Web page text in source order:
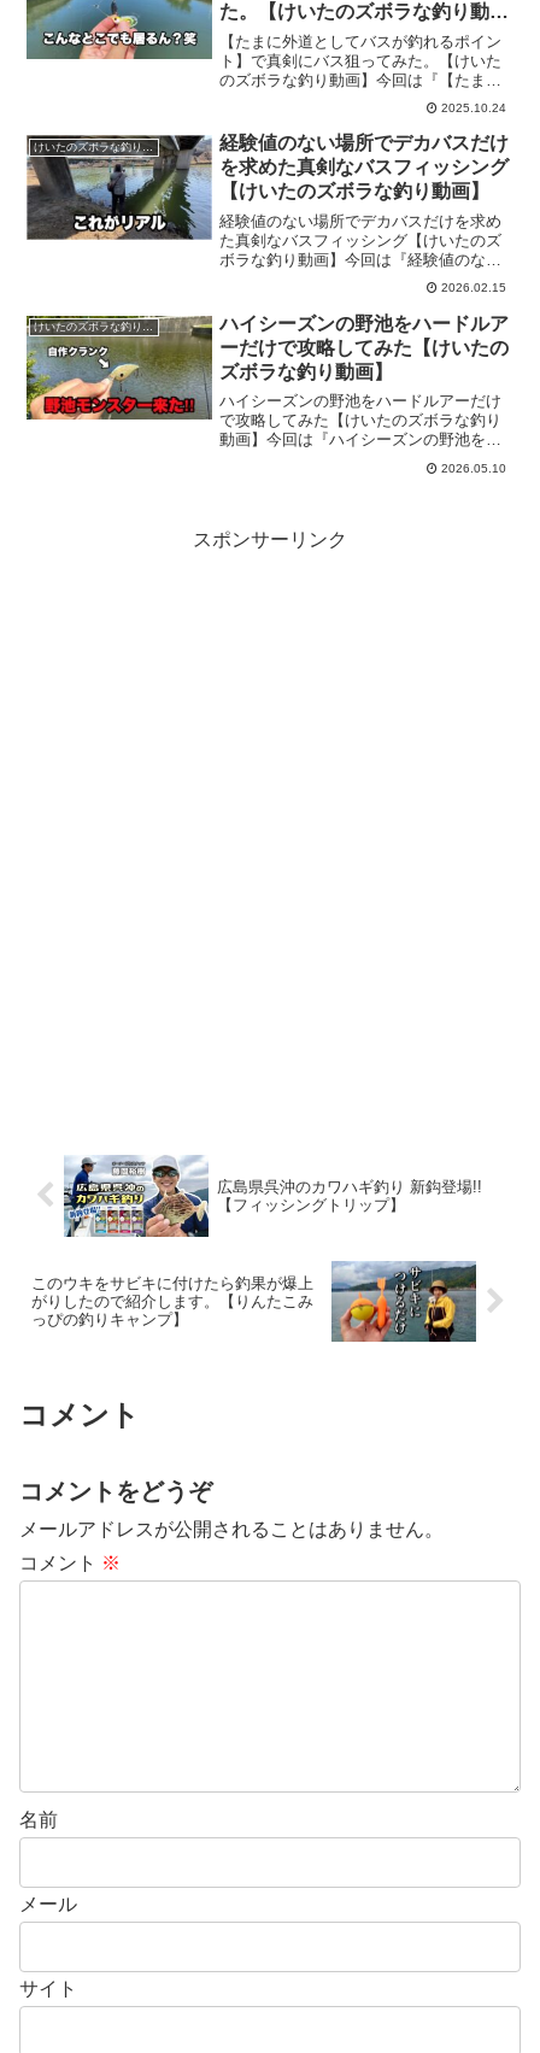
た。【けいたのズボラな釣り動
画】
【たまに外道としてバスが釣れるポイン
ト】で真剣にバス狙ってみた。【けいた
のズボラな釣り動画】今回は『【たまに
外道としてバスが釣れるポイント】で真
剣にバス狙ってみた。』です！『けいた
のズボラな釣り動画』基本的にバス釣り
がメインでバスの教育に励...
2025.10.24
経験値のない場所でデカバスだけ
を求めた真剣なバスフィッシング
【けいたのズボラな釣り動画】
経験値のない場所でデカバスだけを求め
た真剣なバスフィッシング【けいたのズ
ボラな釣り動画】今回は『経験値のない
場所でデカバスだけを求めた真剣なバス
フィッシング』です！『けいたのズボラ
な釣り動画』基本的にバス釣りがメイン
でバスの教育に励んでいま...
2026.02.15
けいたのズボラな釣り動画
ハイシーズンの野池をハードルア
ーだけで攻略してみた【けいたの
ズボラな釣り動画】
ハイシーズンの野池をハードルアーだけ
で攻略してみた【けいたのズボラな釣り
動画】今回は『ハイシーズンの野池をハ
ードルアーだけで攻略してみた』です！
『けいたのズボラな釣り動画』基本的に
2026.05.10
スポンサーリンク
広島県呉沖のカワハギ釣り 新鈎登場!!
【フィッシングトリップ】
このウキをサビキに付けたら釣果が爆上
がりしたので紹介します。【りんたこみ
っぴの釣りキャンプ】
コメント
コメントをどうぞ
メールアドレスが公開されることはありません。
コメント ※
名前
メール
サイト